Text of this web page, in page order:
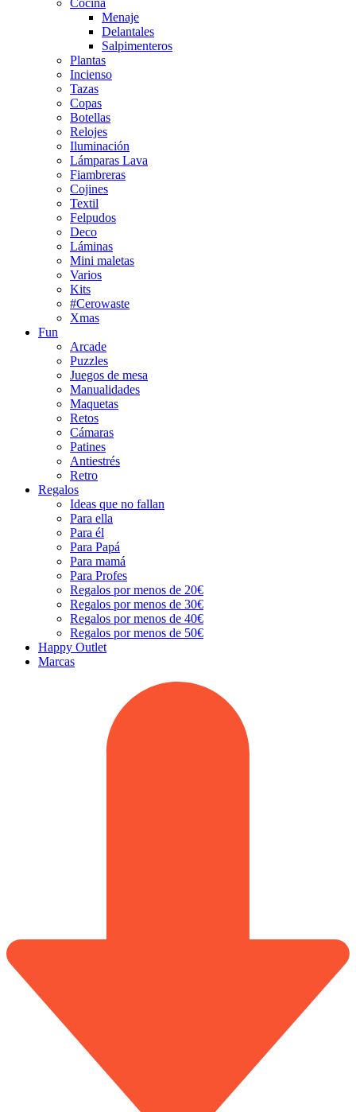
Menaje
Delantales
Salpimenteros
Plantas
Incienso
Tazas
Copas
Botellas
Relojes
Iluminación
Lámparas Lava
Fiambreras
Cojines
Textil
Felpudos
Deco
Láminas
Mini maletas
Varios
Kits
#Cerowaste
Xmas
Fun
Arcade
Puzzles
Juegos de mesa
Manualidades
Maquetas
Retos
Cámaras
Patines
Antiestrés
Retro
Regalos
Ideas que no fallan
Para ella
Para él
Para Papá
Para mamá
Para Profes
Regalos por menos de 20€
Regalos por menos de 30€
Regalos por menos de 40€
Regalos por menos de 50€
Happy Outlet
Marcas